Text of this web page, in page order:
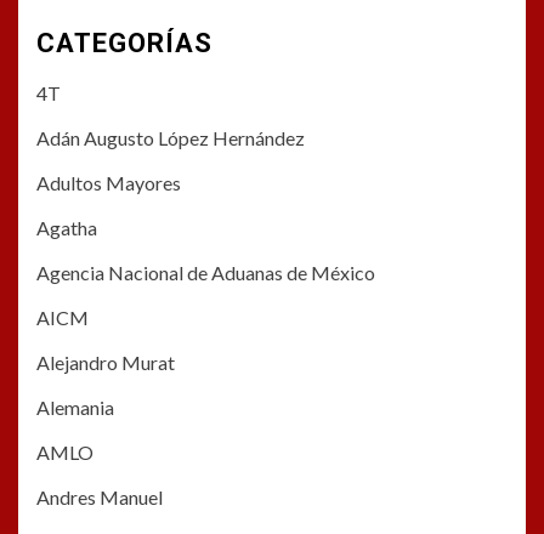
CATEGORÍAS
4T
Adán Augusto López Hernández
Adultos Mayores
Agatha
Agencia Nacional de Aduanas de México
AICM
Alejandro Murat
Alemania
AMLO
Andres Manuel